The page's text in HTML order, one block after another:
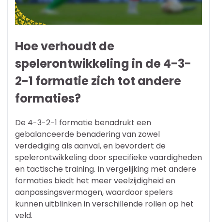
Hoe verhoudt de
spelerontwikkeling in de 4-3-
2-1 formatie zich tot andere
formaties?
De 4-3-2-1 formatie benadrukt een
gebalanceerde benadering van zowel
verdediging als aanval, en bevordert de
spelerontwikkeling door specifieke vaardigheden
en tactische training. In vergelijking met andere
formaties biedt het meer veelzijdigheid en
aanpassingsvermogen, waardoor spelers
kunnen uitblinken in verschillende rollen op het
veld.